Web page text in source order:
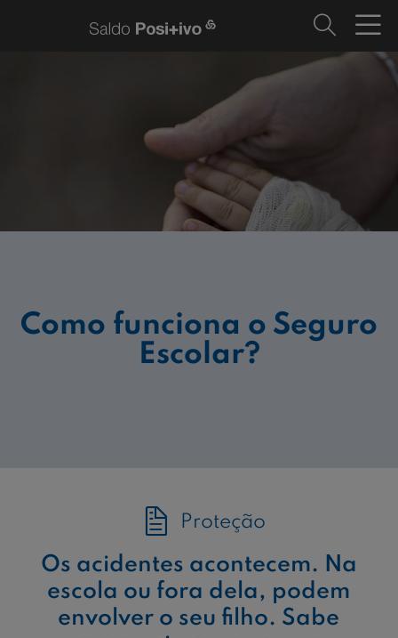
Como funciona o Seguro
Escolar?
Proteção
Os acidentes acontecem. Na
escola ou fora dela, podem
envolver o seu filho. Sabe